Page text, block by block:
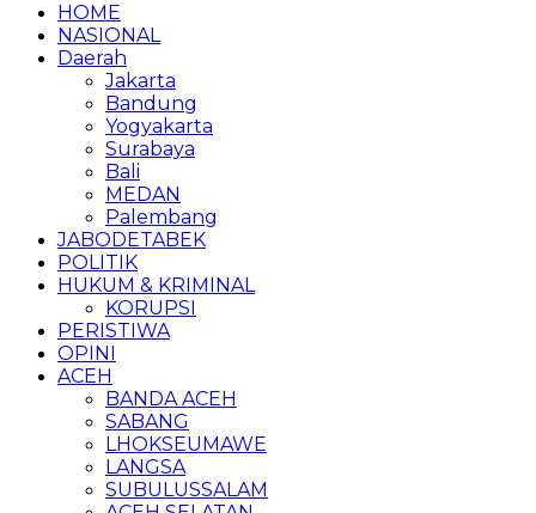
HOME
NASIONAL
Daerah
Jakarta
Bandung
Yogyakarta
Surabaya
Bali
MEDAN
Palembang
JABODETABEK
POLITIK
HUKUM & KRIMINAL
KORUPSI
PERISTIWA
OPINI
ACEH
BANDA ACEH
SABANG
LHOKSEUMAWE
LANGSA
SUBULUSSALAM